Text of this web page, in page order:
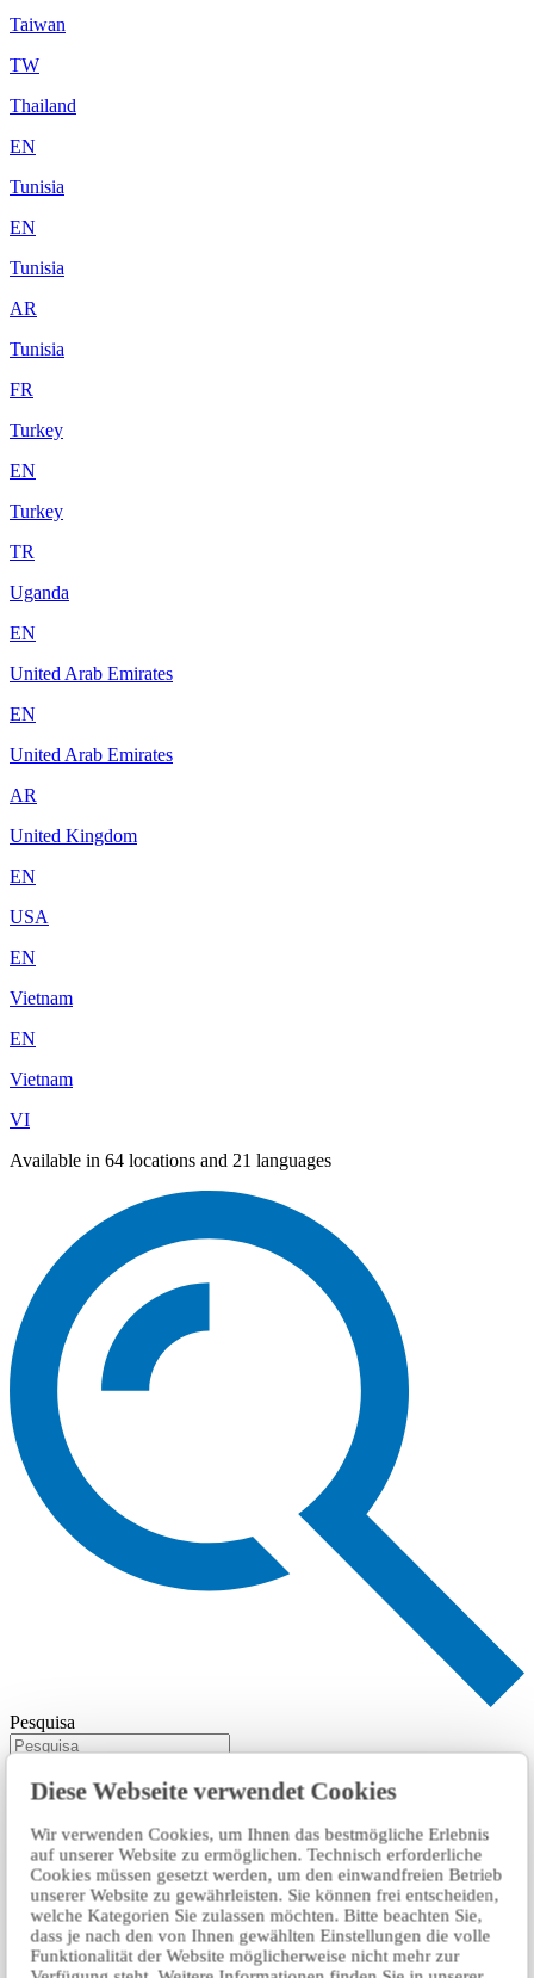
Diese Webseite verwendet Cookies
Wir verwenden Cookies, um Ihnen das bestmögliche Erlebnis
auf unserer Website zu ermöglichen. Technisch erforderliche
Cookies müssen gesetzt werden, um den einwandfreien Betrieb
unserer Website zu gewährleisten. Sie können frei entscheiden,
welche Kategorien Sie zulassen möchten. Bitte beachten Sie,
dass je nach den von Ihnen gewählten Einstellungen die volle
Funktionalität der Website möglicherweise nicht mehr zur
Taiwan
TW
Thailand
EN
Tunisia
EN
Tunisia
AR
Tunisia
FR
Turkey
EN
Turkey
TR
Uganda
EN
United Arab Emirates
EN
United Arab Emirates
AR
United Kingdom
EN
USA
EN
Vietnam
EN
Vietnam
VI
Available in 64 locations and 21 languages
Pesquisa